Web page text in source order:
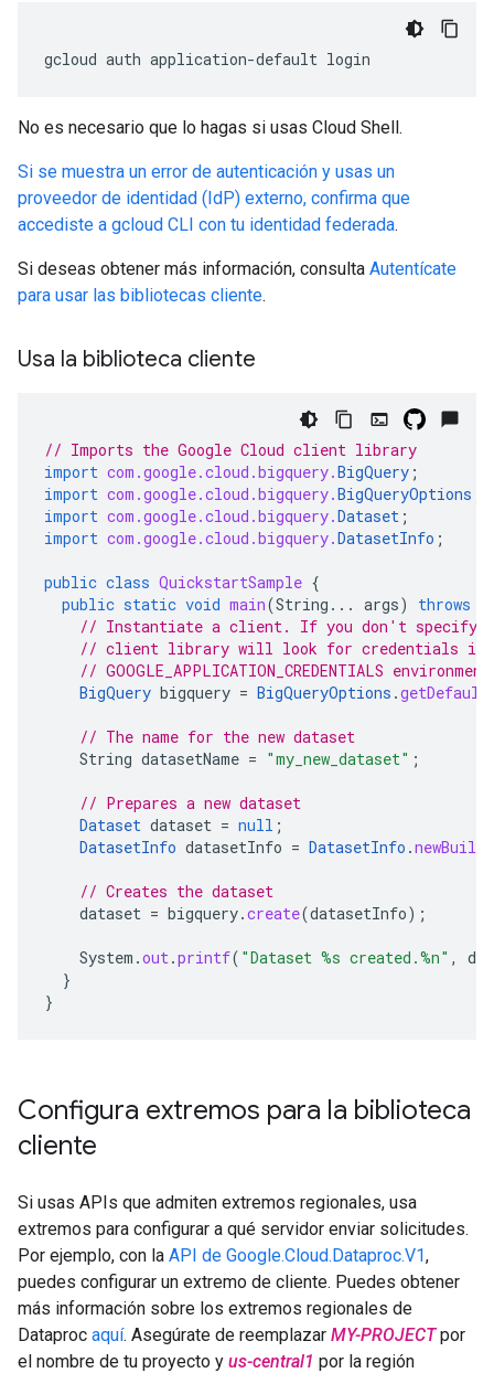
gcloud auth application-default login
No es necesario que lo hagas si usas Cloud Shell.
Si se muestra un error de autenticación y usas un
proveedor de identidad (IdP) externo, confirma que
accediste a gcloud CLI con tu identidad federada.
Si deseas obtener más información, consulta Autentícate
para usar las bibliotecas cliente.
Usa la biblioteca cliente
// Imports the Google Cloud client library
import com.google.cloud.bigquery.BigQuery ;
import com.google.cloud.bigquery.BigQueryOptions
import com.google.cloud.bigquery.Dataset ;
import com.google.cloud.bigquery.DatasetInfo ;
public class QuickstartSample {
public static void main(String ... args) throws
// Instantiate a client. If you don't specify
// client library will look for credentials in
// GOOGLE_APPLICATION_CREDENTIALS
BigQuery bigquery = BigQueryOptions .
// The name for the new dataset
String datasetName = "my_new_dataset" ;
// Prepares a new dataset
Dataset dataset = null ;
DatasetInfo datasetInfo = DatasetInfo .
// Creates the dataset
dataset = bigquery.create(datasetInfo);
System .out.printf( "Dataset %s created.%n" ,
}
}
Configura extremos para la biblioteca
cliente
Si usas APIs que admiten extremos regionales, usa
extremos para configurar a qué servidor enviar solicitudes.
Por ejemplo, con la API de Google.Cloud.Dataproc.V1,
puedes configurar un extremo de cliente. Puedes obtener
más información sobre los extremos regionales de
Dataproc aquí. Asegúrate de reemplazar MY-PROJECTpor
el nombre de tu proyecto y us-central1 por la región